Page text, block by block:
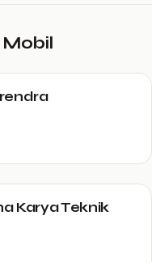
Mobil
Karya Teknik